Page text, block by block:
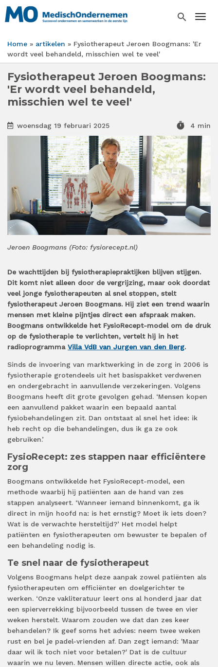
Overslaan
en
inhoud
gaan
search
Kruimelpad
Home artikelen
Fysiotherapeut Jeroen Boogmans: 'Er
wordt veel behandeld, misschien wel te veel'
Fysiotherapeut Jeroen Boogmans:
'Er wordt veel behandeld,
misschien wel te veel'
woensdag 19 februari 2025 timer 4 min
Jeroen Boogmans (Foto: fysiorecept.nl)
De wachttijden bij fysiotherapiepraktijken blijven stijgen.
Dit komt niet alleen door de vergrijzing, maar ook doordat
veel jonge fysiotherapeuten al snel stoppen, stelt
fysiotherapeut Jeroen Boogmans. Hij ziet een trend waarin
mensen met kleine pijntjes direct een afspraak maken.
Boogmans ontwikkelde het FysioRecept-model om de druk
op de fysiotherapie te verlichten, vertelt hij in het
radioprogramma Villa VdB van Jurgen van den Berg.
Sinds de invoering van marktwerking in de zorg in 2006 is
fysiotherapie grotendeels uit het basispakket verdwenen
en ondergebracht in aanvullende verzekeringen. Volgens
Boogmans heeft dit grote gevolgen gehad. ‘Mensen kopen
een aanvullend pakket waarin een bepaald aantal
fysiobehandelingen zit. Dan ontstaat al snel het idee: ik
heb recht op die behandelingen, dus ik ga ze ook
gebruiken.’
FysioRecept: zes stappen naar efficiëntere
zorg
Boogmans ontwikkelde het FysioRecept-model, een
methode waarbij hij patiënten aan de hand van zes
stappen analyseert. ‘Wanneer iemand binnenkomt, ga ik
direct in mijn hoofd na: is het ernstig? Moet ik iets doen?
Wat is de verwachte hersteltijd?’ Het model helpt
patiënten en fysiotherapeuten om bewuster te bepalen of
een behandeling nodig is.
Te snel naar de fysiotherapeut
Volgens Boogmans helpt deze aanpak zowel patiënten als
fysiotherapeuten om efficiënter en doelgerichter te
werken. ‘Onze vakliteratuur leert ons al honderd jaar dat
een spierverrekking bijvoorbeeld tussen de twee en vier
weken herstelt. Waarom zouden we dat dan zes keer
behandelen? Ik geef soms het advies: neem twee weken
rust en bel je padel-vrienden af. Dan zegt iemand: 'Maar
daar wil ik toch niet voor betalen?' Dat is de cultuur
waarin we nu leven. Mensen willen directe actie, ook als